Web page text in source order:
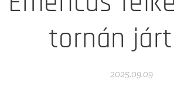
tornán
2025.09.09